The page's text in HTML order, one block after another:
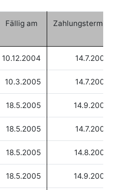
Fällig am Zahlungstermin
10.12.2004 14.7.2005
10.3.2005 14.7.2005
18.5.2005 14.9.2005
18.5.2005 14.7.2005
18.5.2005 14.8.2005
18.5.2005 14.9.2005